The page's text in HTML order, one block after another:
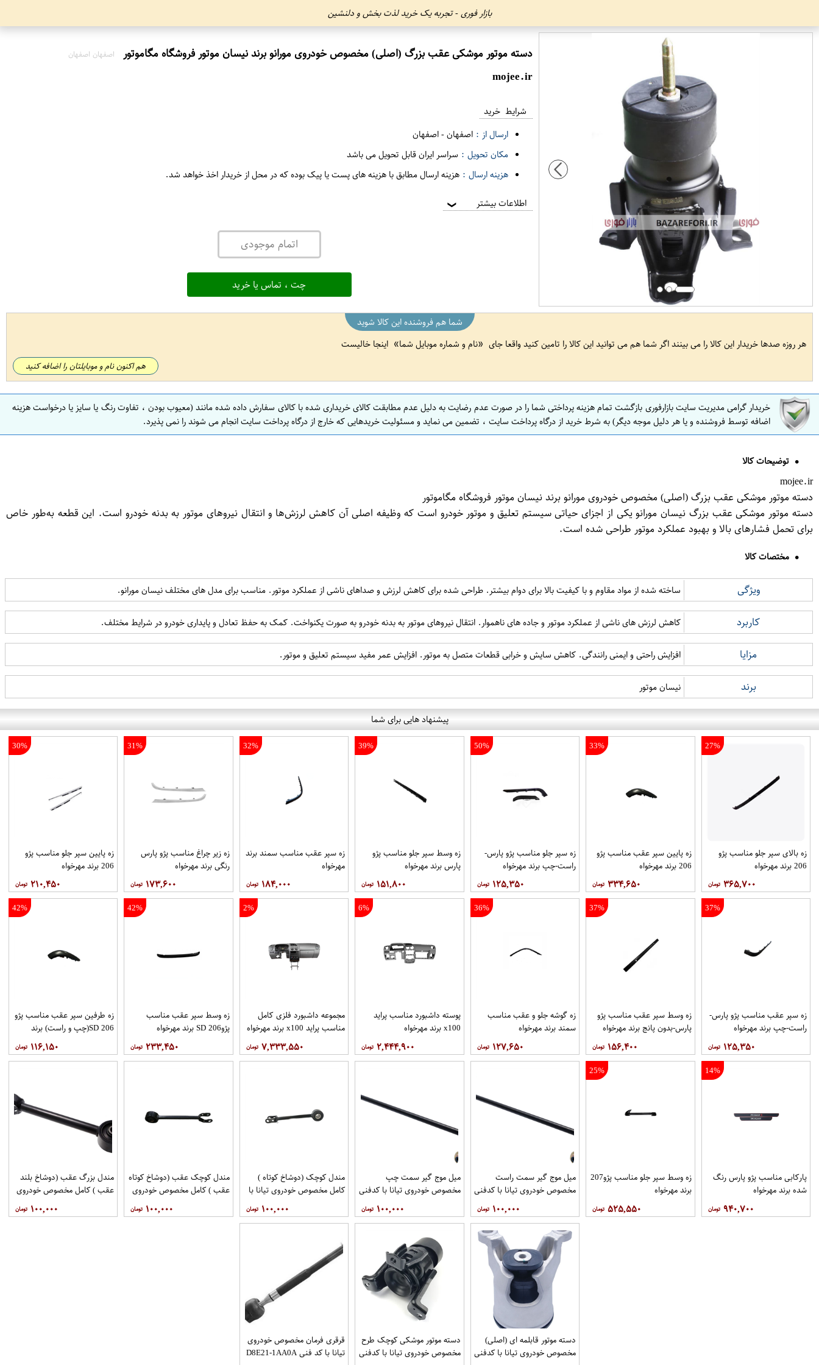
بازار فوری - تجربه یک خرید لذت بخش و دلنشین
دسته موتور موشکی عقب بزرگ (اصلی) مخصوص خودروی مورانو برند نیسان موتور فروشگاه مگاموتور اصفهان اصفهان
mojee.ir
شرایط خرید
ارسال از : اصفهان-اصفهان
مکان تحویل : سراسر ایران قابل تحویل می باشد
هزینه ارسال : هزینه ارسال مطابق با هزینه های پست یا پیک بوده که در محل از خریدار اخذ خواهد شد.
اطلاعات بیشتر ❯
اتمام موجودی
چت ، تماس یا خرید
شما هم فروشنده این کالا شوید
هر روزه صدها خریدار این کالا را می بینند اگر شما هم می توانید این کالا را تامین کنید واقعا جای
نام و شماره موبایل شما اینجا خالیست
هم اکنون نام و موبایلتان را اضافه کنید
خریدار گرامی مدیریت سایت بازارفوری بازگشت تمام هزینه پرداختی شما را در صورت عدم رضایت به دلیل عدم مطابقت کالای خریداری شده با کالای سفارش داده شده مانند (معیوب بودن ، تفاوت رنگ یا سایز یا درخواست هزینه
اضافه توسط فروشنده و یا هر دلیل موجه دیگر) به شرط خرید از درگاه پرداخت سایت ، تضمین می نماید و مسئولیت خریدهایی که خارج از درگاه پرداخت سایت انجام می شوند را نمی پذیرد.
توضیحات کالا
mojee.ir
دسته موتور موشکی عقب بزرگ (اصلی) مخصوص خودروی مورانو برند نیسان موتور فروشگاه مگاموتور
دسته موتور موشکی عقب بزرگ نیسان مورانو یکی از اجزای حیاتی سیستم تعلیق و موتور خودرو است که وظیفه اصلی آن کاهش لرزش‌ها و انتقال نیروهای موتور به بدنه خودرو است. این قطعه به‌طور خاص
برای تحمل فشارهای بالا و بهبود عملکرد موتور طراحی شده است.
مختصات کالا
ویژگی ساخته شده از مواد مقاوم و با کیفیت بالا برای دوام بیشتر. طراحی شده برای کاهش لرزش و صداهای ناشی از عملکرد موتور. مناسب برای مدل های مختلف نیسان مورانو.
کاربرد کاهش لرزش های ناشی از عملکرد موتور و جاده های ناهموار. انتقال نیروهای موتور به بدنه خودرو به صورت یکنواخت. کمک به حفظ تعادل و پایداری خودرو در شرایط مختلف.
مزایا افزایش راحتی و ایمنی رانندگی. کاهش سایش و خرابی قطعات متصل به موتور. افزایش عمر مفید سیستم تعلیق و موتور.
برند نیسان موتور
پیشنهاد هایی برای شما
27%
زه بالای سپر جلو مناسب پژو
206 برند مهرخواه
۳۶۵,۷۰۰
33%
زه پایین سپر عقب مناسب پژو
206 برند مهرخواه
۳۳۴,۶۵۰
50%
زه سپر جلو مناسب پژو پارس-
راست-چپ برند مهرخواه
۱۲۵,۳۵۰
39%
زه وسط سپر جلو مناسب پژو
پارس برند مهرخواه
۱۵۱,۸۰۰
32%
زه سپر عقب مناسب سمند برند
مهرخواه
۱۸۴,۰۰۰
31%
زه زیر چراغ مناسب پژو پارس
رنگی برند مهرخواه
۱۷۳,۶۰۰
30%
زه پایین سپر جلو مناسب پژو
206 برند مهرخواه
۲۱۰,۴۵۰
37%
زه سپر عقب مناسب پژو پارس-
راست-چپ برند مهرخواه
۱۲۵,۳۵۰
37%
زه وسط سپر عقب مناسب پژو
پارس-بدون پانج برند مهرخواه
۱۵۶,۴۰۰
36%
زه گوشه جلو و عقب مناسب
سمند برند مهرخواه
۱۲۷,۶۵۰
6%
پوسته داشبورد مناسب پراید
x100 برند مهرخواه
۲,۴۴۴,۹۰۰
2%
مجموعه داشبورد فلزی كامل
مناسب پراید x100 برند مهرخواه
۷,۳۳۳,۵۵۰
42%
زه وسط سپر عقب مناسب
پژو206 SD برند مهرخواه
۲۳۳,۴۵۰
42%
زه طرفین سپر عقب مناسب پژو
206 SD(چپ و راست) برند
۱۱۶,۱۵۰
14%
پاركابی مناسب پژو پارس رنگ
شده برند مهرخواه
۹۴۰,۷۰۰
25%
زه وسط سپر جلو مناسب پژو207
برند مهرخواه
۵۲۵,۵۵۰
میل موج گیر سمت راست
مخصوص خودروی تیانا با کدفنی
54618-1AA0E برندنیسان موتور
فروشگاه مگاموتور ۱۰۰,۰۰۰
میل موج گیر سمت چپ
مخصوص خودروی تیانا با کدفنی
54668-1AA0E برندنیسان موتور
فروشگاه مگاموتور ۱۰۰,۰۰۰
مندل کوچک (دوشاخ کوتاه )
کامل مخصوص خودروی تیانا با
کد فنی 551A0JN00Aبرند
نیسان موتور فروشگاه مگاموتور
۱۰۰,۰۰۰
مندل کوچک عقب (دوشاخ کوتاه
عقب ) کامل مخصوص خودروی
JN01Aبرند EEP فروشگاه
۱۰۰,۰۰۰
مندل بزرگ عقب (دوشاخ بلند
عقب ) کامل مخصوص خودروی
JN00Aبرند EEP فروشگاه
۱۰۰,۰۰۰
دسته موتور قابلمه ای (اصلی)
مخصوص خودروی تیانا با کدفنی
دسته موتور موشکی کوچک طرح
مخصوص خودروی تیانا با کدفنی
قرقری فرمان مخصوص خودروی
تیانا با کد فنی D8E21-1AA0A